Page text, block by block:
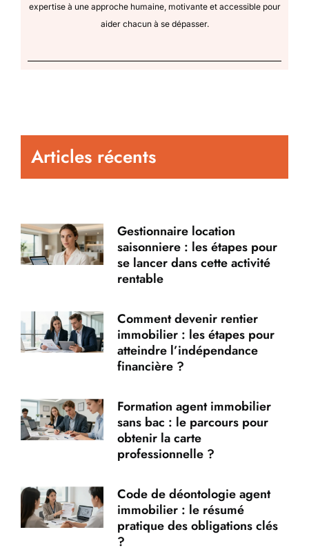
expertise à une approche humaine, motivante et accessible pour
aider chacun à se dépasser.
Articles récents
Gestionnaire location
saisonniere : les étapes pour
se lancer dans cette activité
rentable
Comment devenir rentier
immobilier : les étapes pour
atteindre l’indépendance
financière ?
Formation agent immobilier
sans bac : le parcours pour
obtenir la carte
professionnelle ?
Code de déontologie agent
immobilier : le résumé
pratique des obligations clés
?